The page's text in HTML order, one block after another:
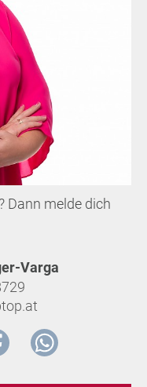
Dann melde dich
Varga